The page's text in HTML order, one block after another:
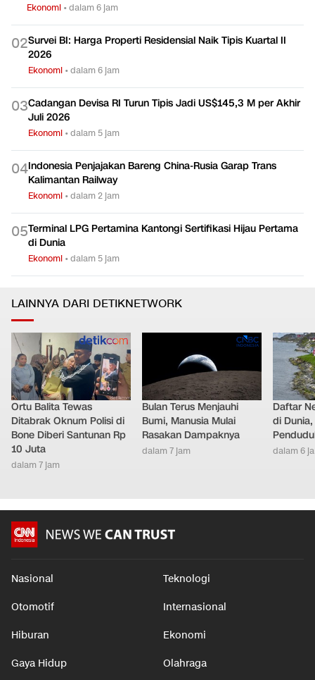
Ekonomi •dalam 6 jam
02Survei BI: Harga Properti Residensial Naik Tipis Kuartal II
2026
Ekonomi •dalam 6 jam
03Cadangan Devisa RI Turun Tipis Jadi US$145,3 M per Akhir
Juli 2026
Ekonomi •dalam 5 jam
04Indonesia Penjajakan Bareng China-Rusia Garap Trans
Kalimantan Railway
Ekonomi •dalam 2 jam
05Terminal LPG Pertamina Kantongi Sertifikasi Hijau Pertama
di Dunia
Ekonomi •dalam 5 jam
LAINNYA DARI DETIKNETWORK
Ortu Balita Tewas
Ditabrak Oknum Polisi di
Bone Diberi Santunan Rp
10 Juta
dalam 7 jam
Bulan Terus Menjauhi
Bumi, Manusia Mulai
Rasakan Dampaknya
dalam 7 jam
Daftar
di
dalam 6
Nasional Teknologi
Otomotif Internasional
Hiburan Ekonomi
Gaya Hidup Olahraga